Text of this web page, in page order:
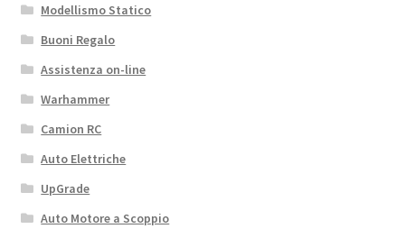
Modellismo Statico
Buoni Regalo
Assistenza on-line
Warhammer
Camion RC
Auto Elettriche
UpGrade
Auto Motore a Scoppio